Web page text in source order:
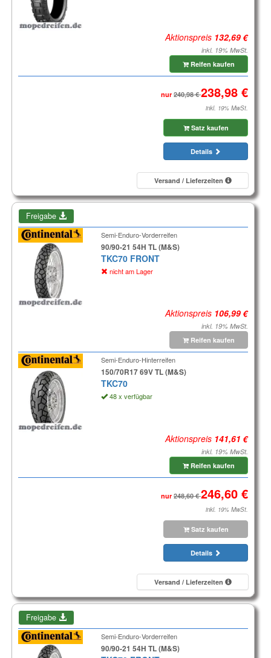
Aktionspreis
inkl. 19% MwSt.
Reifen kaufen
nur
inkl. 19% MwSt.
Satz kaufen
Details
Versand / Lieferzeiten
Freigabe
Semi-Enduro-Vorderreifen
90/90-21 54H TL (M&S)
TKC70 FRONT
nicht am Lager
Aktionspreis
inkl. 19% MwSt.
Reifen kaufen
Semi-Enduro-Hinterreifen
150/70R17 69V TL (M&S)
TKC70
48 x verfügbar
Aktionspreis
inkl. 19% MwSt.
Reifen kaufen
nur
inkl. 19% MwSt.
Satz kaufen
Details
Versand / Lieferzeiten
Freigabe
Semi-Enduro-Vorderreifen
90/90-21 54H TL (M&S)